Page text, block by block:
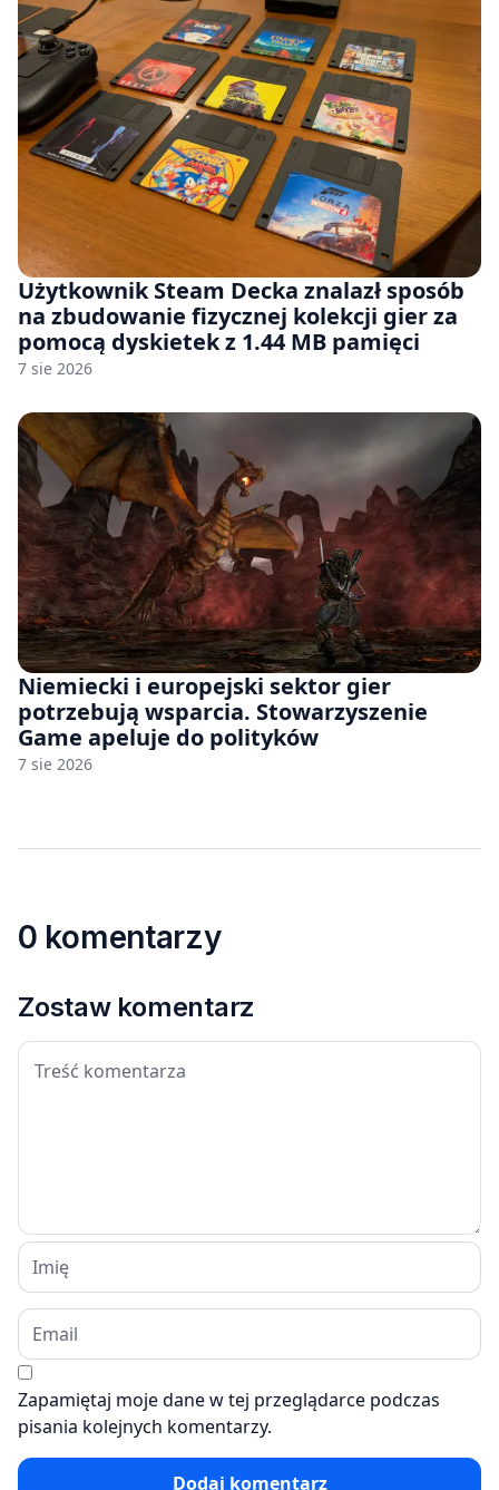
Użytkownik Steam Decka znalazł sposób
na zbudowanie fizycznej kolekcji gier za
pomocą dyskietek z 1.44 MB pamięci
7 sie 2026
Niemiecki i europejski sektor gier
potrzebują wsparcia. Stowarzyszenie
Game apeluje do polityków
7 sie 2026
0 komentarzy
Zostaw komentarz
Zapamiętaj moje dane w tej przeglądarce podczas
pisania kolejnych komentarzy.
Dodaj komentarz